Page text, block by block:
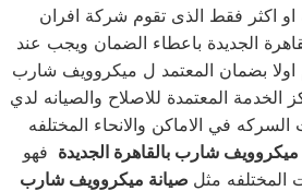
او اكثر فقط الذى تقوم شركة افران
الجديدة باعطاء الضمان ويجب عند
اولا بضمان المعتمد ل ميكروويف شارب
الخدمة المعتمدة للاصلاح والصيانه لدي
في الاماكن والانحاء المختلفه
ميكروويف شارب بالقاهرة الجديدة فهو
مثل صيانة ميكروويف شارب